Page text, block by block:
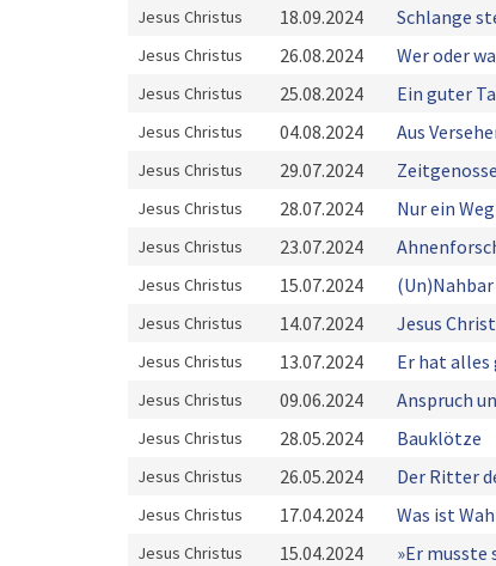
Jesus Christus 18.09.2024 Schlange
Jesus Christus 26.08.2024 Wer oder
Jesus Christus 25.08.2024 Ein guter
Jesus Christus 04.08.2024 Aus
Jesus Christus 29.07.2024
Jesus Christus 28.07.2024 Nur ein Weg
Jesus Christus 23.07.2024
Jesus Christus 15.07.2024 (Un)Nahbar
Jesus Christus 14.07.2024 Jesus
Jesus Christus 13.07.2024 Er hat
Jesus Christus 09.06.2024 Anspruch
Jesus Christus 28.05.2024 Bauklötze
Jesus Christus 26.05.2024 Der Ritter
Jesus Christus 17.04.2024 Was ist
Jesus Christus 15.04.2024 »Er musste